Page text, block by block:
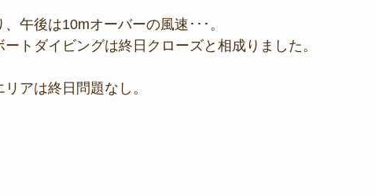
午後は10mオーバーの風速･･･。
ートダイビングは終日クローズと相成りました。
アは終日問題なし。